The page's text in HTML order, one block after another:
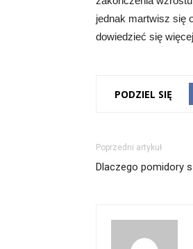
jednak martwisz się
dowiedzieć się
PODZIEL SIĘ
Poprzedni artykuł
Dlaczego pomidory